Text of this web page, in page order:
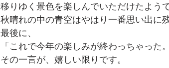
移りゆく景色を楽しんでいただけたようで
秋晴れの中の青空はやはり一番思い出に
最後に、
「これで今年の楽しみが終わっちゃった
その一言が、嬉しい限りです。